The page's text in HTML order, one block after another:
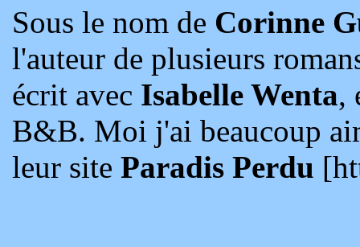
Sous le nom de Corinne
l'auteur de plusieurs
écrit avec Isabelle Wenta,
B&B. Moi j'ai beaucoup
leur site Paradis Perdu